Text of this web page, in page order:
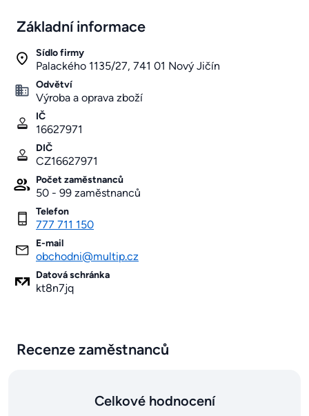
Základní informace
Sídlo firmy
Palackého 1135/27, 741 01 Nový Jičín
Odvětví
Výroba a oprava zboží
IČ
16627971
DIČ
CZ16627971
Počet zaměstnanců
50 - 99 zaměstnanců
Telefon
777 711 150
E-mail
obchodni@multip.cz
Datová schránka
kt8n7jq
Recenze zaměstnanců
Celkové hodnocení